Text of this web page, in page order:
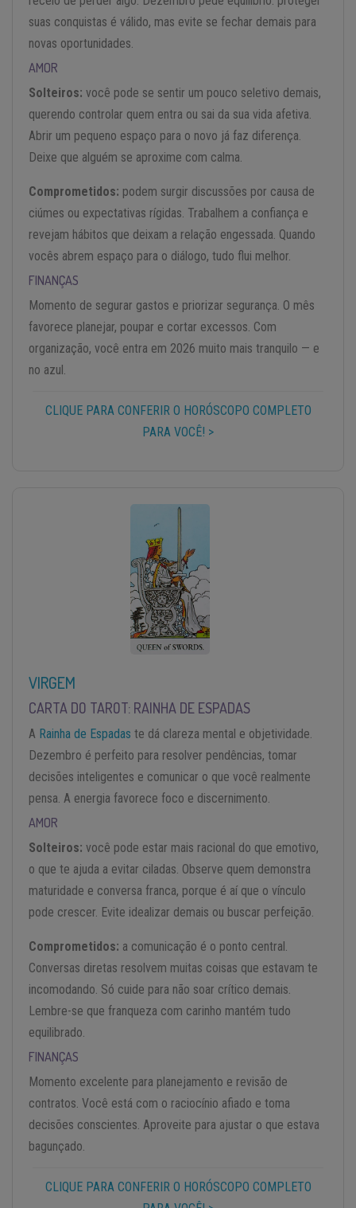
suas conquistas é válido, mas evite se fechar demais para
novas oportunidades.
AMOR
Solteiros: você pode se sentir um pouco seletivo demais,
querendo controlar quem entra ou sai da sua vida afetiva.
Abrir um pequeno espaço para o novo já faz diferença.
Deixe que alguém se aproxime com calma.
Comprometidos: podem surgir discussões por causa de
ciúmes ou expectativas rígidas. Trabalhem a confiança e
revejam hábitos que deixam a relação engessada. Quando
vocês abrem espaço para o diálogo, tudo flui melhor.
FINANÇAS
Momento de segurar gastos e priorizar segurança. O mês
favorece planejar, poupar e cortar excessos. Com
organização, você entra em 2026 muito mais tranquilo — e
no azul.
CLIQUE PARA CONFERIR O HORÓSCOPO COMPLETO
PARA VOCÊ! >
VIRGEM
CARTA DO TAROT: RAINHA DE ESPADAS
A Rainha de Espadas te dá clareza mental e objetividade.
Dezembro é perfeito para resolver pendências, tomar
decisões inteligentes e comunicar o que você realmente
pensa. A energia favorece foco e discernimento.
AMOR
Solteiros: você pode estar mais racional do que emotivo,
o que te ajuda a evitar ciladas. Observe quem demonstra
maturidade e conversa franca, porque é aí que o vínculo
pode crescer. Evite idealizar demais ou buscar perfeição.
Comprometidos: a comunicação é o ponto central.
Conversas diretas resolvem muitas coisas que estavam te
incomodando. Só cuide para não soar crítico demais.
Lembre-se que franqueza com carinho mantém tudo
equilibrado.
FINANÇAS
Momento excelente para planejamento e revisão de
contratos. Você está com o raciocínio afiado e toma
decisões conscientes. Aproveite para ajustar o que estava
bagunçado.
CLIQUE PARA CONFERIR O HORÓSCOPO COMPLETO